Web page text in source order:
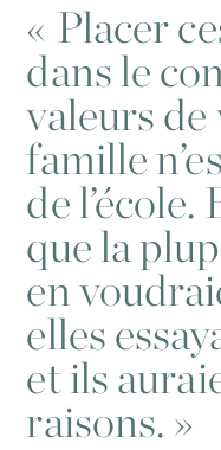
« Placer
dans le
valeurs
famille
de l’école.
que la
en
elles
et ils
raisons. »